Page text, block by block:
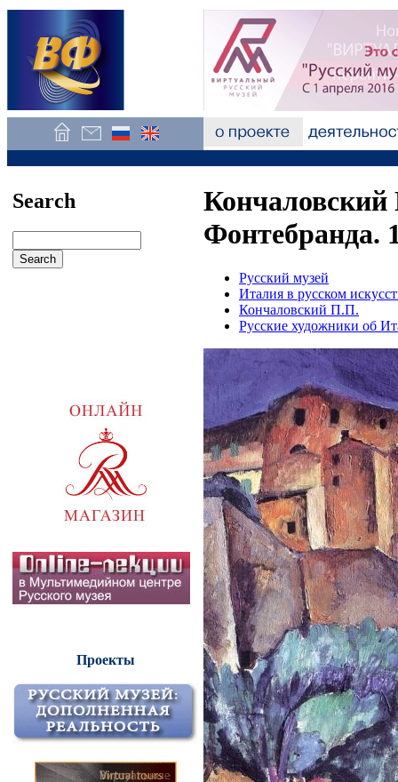
Search
Проекты
Фонтебранда.
Русский музей
Италия в русском
Кончаловский П.П.
Русские художники об